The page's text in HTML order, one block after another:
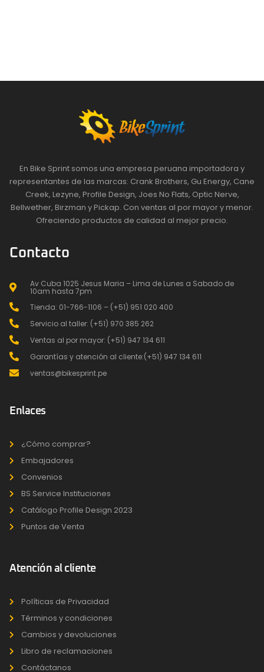
En Bike Sprint somos una empresa peruana importadora y
representantes de las marcas: Crank Brothers, Gu Energy, Cane
Creek, Lezyne, Profile Design, Joes No Flats, Optic Nerve,
Bellwether, Birzman y Pickap. Con ventas al por mayor y menor.
Ofreciendo productos de calidad al mejor precio.
Contacto
Av Cuba 1025 Jesus Maria – Lima de Lunes a Sabado de
10am hasta 7pm
Tienda: 01-766-1106 – (+51) 951 020 400
Servicio al taller: (+51) 970 385 262
Ventas al por mayor: (+51) 947 134 611
Garantías y atención al cliente:(+51) 947 134 611
ventas@bikesprint.pe
Enlaces
¿Cómo comprar?
Embajadores
Convenios
BS Service Instituciones
Catálogo Profile Design 2023
Puntos de Venta
Atención al cliente
Políticas de Privacidad
Términos y condiciones
Cambios y devoluciones
Libro de reclamaciones
Contáctanos